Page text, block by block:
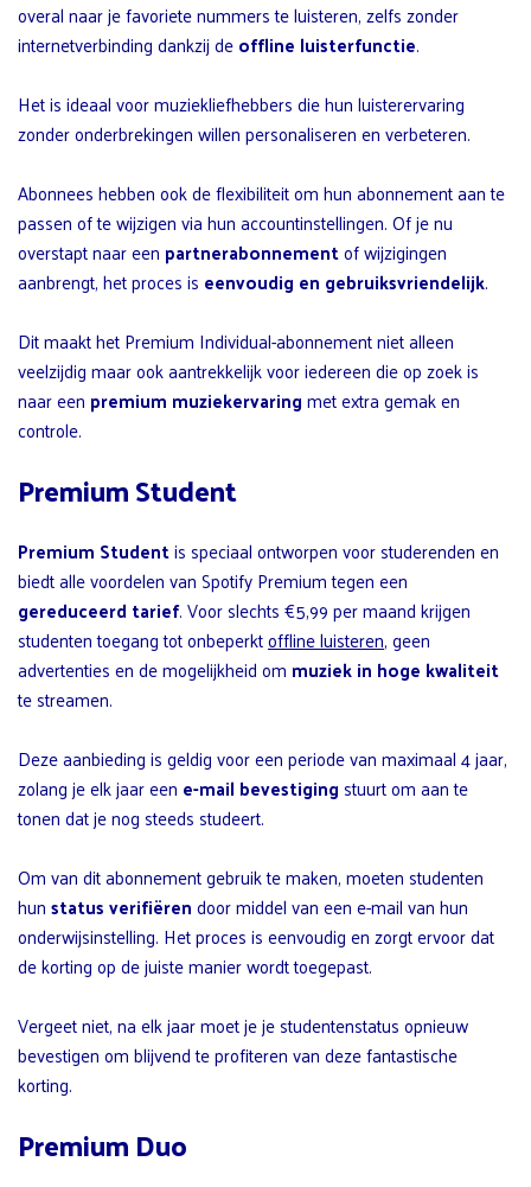
overal naar je favoriete nummers te luisteren, zelfs zonder
internetverbinding dankzij deoffline luisterfunctie.
Het is ideaal voor muziekliefhebbers die hun luisterervaring
zonder onderbrekingen willen personaliseren en verbeteren.
Abonnees hebben ook de flexibiliteit om hun abonnement aan te
passen of te wijzigen via hun accountinstellingen. Of je nu
overstapt naar een partnerabonnementof wijzigingen
aanbrengt, het proces is eenvoudig en gebruiksvriendelijk.
Dit maakt het Premium Individual-abonnement niet alleen
veelzijdig maar ook aantrekkelijk voor iedereen die op zoek is
naar een premium muziekervaringmet extra gemak en
controle.
Premium Student
Premium Studentis speciaal ontworpen voor studerenden en
biedt alle voordelen van Spotify Premium tegen een
gereduceerd tarief. Voor slechts €5,99 per maand krijgen
studenten toegang tot onbeperktoffline luisteren, geen
advertenties en de mogelijkheid om muziek in hoge kwaliteit
te streamen.
Deze aanbieding is geldig voor een periode van maximaal 4 jaar,
zolang je elk jaar een e-mail bevestigingstuurt om aan te
tonen dat je nog steeds studeert.
Om van dit abonnement gebruik te maken, moeten studenten
hunstatus verifiërendoor middel van een e-mail van hun
onderwijsinstelling. Het proces is eenvoudig en zorgt ervoor dat
de korting op de juiste manier wordt toegepast.
Vergeet niet, na elk jaar moet je je studentenstatus opnieuw
bevestigen om blijvend te profiteren van deze fantastische
korting.
Premium Duo